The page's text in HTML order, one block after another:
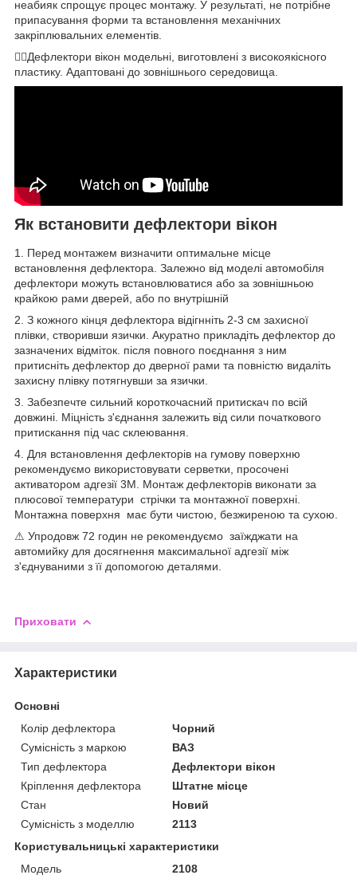
неабияк спрощує процес монтажу. У результаті, не потрібне
припасування форми та встановлення механічних
закріплювальних елементів.
👌🏻Дефлектори вікон модельні, виготовлені з високоякісного
пластику. Адаптовані до зовнішнього середовища.
Як встановити дефлектори вікон
1. Перед монтажем визначити оптимальне місце
встановлення дефлектора. Залежно від моделі автомобіля
дефлектори можуть встановлюватися або за зовнішньою
крайкою рами дверей, або по внутрішній
2. З кожного кінця дефлектора відігнніть 2-3 см захисної
плівки, створивши язички. Акуратно прикладіть дефлектор до
зазначених відміток. після повного поєднання з ним
притисніть дефлектор до дверної рами та повністю видаліть
захисну плівку потягнувши за язички.
3. Забезпечте сильний короткочасний притискач по всій
довжині. Міцність з'єднання залежить від сили початкового
притискання під час склеювання.
4. Для встановлення дефлекторів на гумову поверхню
рекомендуємо використовувати серветки, просочені
активатором адгезії 3M. Монтаж дефлекторів виконати за
плюсової температури стрічки та монтажної поверхні.
Монтажна поверхня має бути чистою, безжиреною та сухою.
⚠ Упродовж 72 годин не рекомендуємо заїжджати на
автомийку для досягнення максимальної адгезії між
з'єднуваними з її допомогою деталями.
Приховати
Характеристики
Основні
Колір дефлектора
Чорний
Сумісність з маркою
ВАЗ
Тип дефлектора
Дефлектори вікон
Кріплення дефлектора
Штатне місце
Стан
Новий
Сумісність з моделлю
2113
Користувальницькі характеристики
Модель
2108